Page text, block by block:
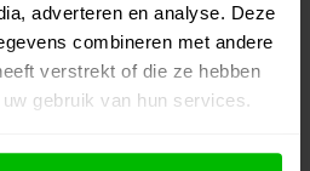
adverteren en analyse. Deze
combineren met andere
verstrekt of die ze hebben
gebruik van hun services.